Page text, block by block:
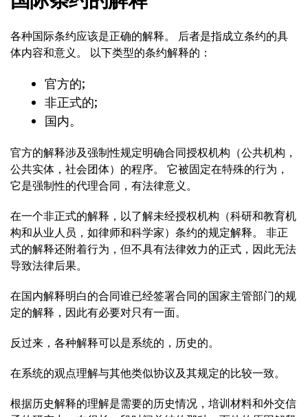
各种国际条约应该是正确的解释。 后者是指成立条约的具
体内容和意义。 以下类型的条约解释的：
官方的;
非正式的;
国内。
官方的解释涉及强制性规定明确合同授权机构（公共机构，
公共实体，社会团体）的程序。 它被固定在特殊的行为，
它是强制性的代理合同，有法律意义。
在一个非正式的解释，以了解未经授权机构（科研和教育机
构和从业人员，如律师和科学家）条约的规定解释。 非正
式的解释还附着行为，但不具有法律效力的正式，因此无法
导致法律后果。
在国内解释明白的合同谁已经签署合同的国家主管部门的规
定的解释，因此有必要对只有一面。
反过来，各种解释可以是系统的，历史的。
在系统的观点理解与其他类似协议及其规定的比较一致。
根据历史解释的理解是需要的历史情况，培训材料和外交信